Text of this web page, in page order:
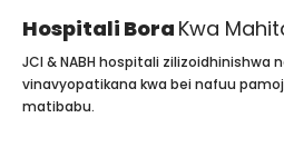
Hospitali Bora Kwa
JCI & NABH hospitali zilizoidhinishwa
vinavyopatikana kwa bei nafuu
matibabu.